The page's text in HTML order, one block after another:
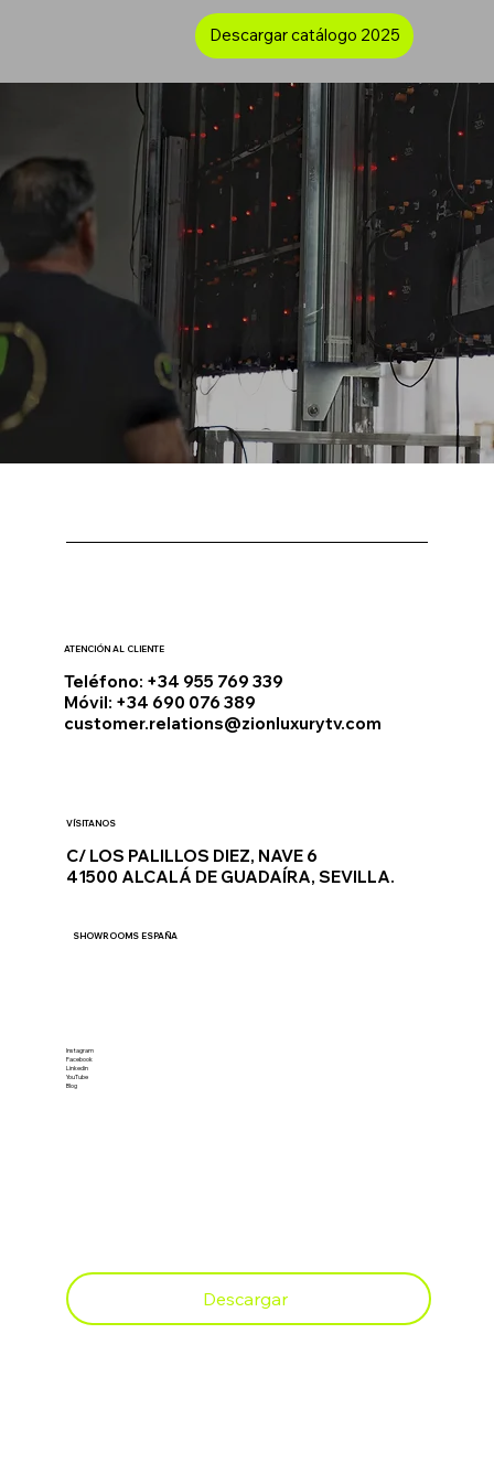
Descargar catálogo 2025
Teléfono: +34 955 769 339
Móvil: +34 690 076 389
customer.relations@zionluxurytv.com
ATENCIÓN AL CLIENTE
VÍSITANOS
C/ LOS PALILLOS DIEZ, NAVE 6
41500 ALCALÁ DE GUADAÍRA, SEVILLA.
SHOWROOMS ESPAÑA
Instagram
Facebook
Linkedin
YouTube
Blog
Descargar